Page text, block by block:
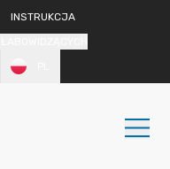
INSTRUKCJA